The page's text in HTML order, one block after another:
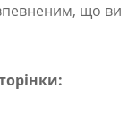
що ви